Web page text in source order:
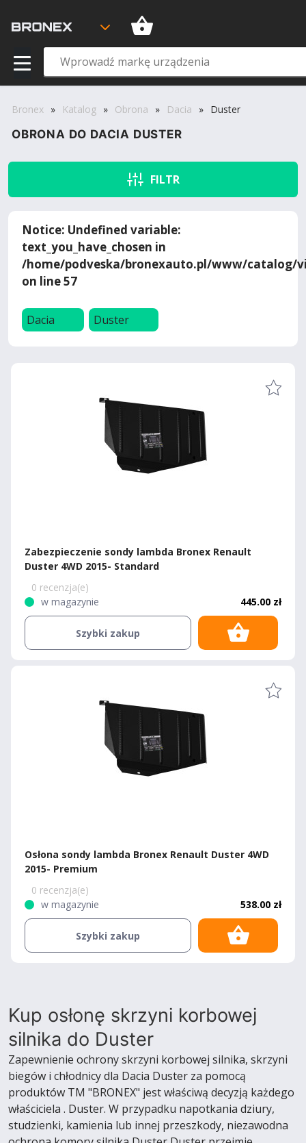
Bronex » Katalog » Obrona » Dacia » Duster
OBRONA DO DACIA DUSTER
FILTR
Notice: Undefined variable:
text_you_have_chosen in
/home/podveska/bronexauto.pl/www/catalog/
on line57
Dacia Duster
Zabezpieczenie sondy lambda Bronex Renault
Duster 4WD 2015- Standard
0 recenzja(e)
w magazynie
445.00 zł
Szybki zakup
Osłona sondy lambda Bronex Renault Duster 4WD
2015- Premium
0 recenzja(e)
w magazynie
538.00 zł
Szybki zakup
Kup osłonę skrzyni korbowej
silnika do Duster
Zapewnienie ochrony skrzyni korbowej silnika, skrzyni
biegów i chłodnicy dla Dacia Duster za pomocą
produktów TM "BRONEX" jest właściwą decyzją każdego
właściciela . Duster. W przypadku napotkania dziury,
studzienki, kamienia lub innej przeszkody, niezawodna